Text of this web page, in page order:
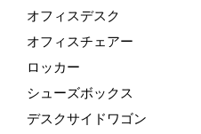
オフィスデスク
オフィスチェアー
ロッカー
シューズボックス
デスクサイドワゴン